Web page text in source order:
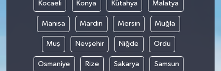
Kocaeli Konya Kütahya Malatya
Manisa Mardin Mersin Muğla
Muş Nevşehir Niğde Ordu
Osmaniye Rize Sakarya Samsun